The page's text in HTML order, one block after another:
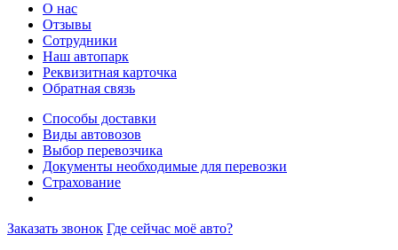
О нас
Отзывы
Сотрудники
Наш автопарк
Реквизитная карточка
Обратная связь
Способы доставки
Виды автовозов
Выбор перевозчика
Документы необходимые для перевозки
Страхование
Заказать звонок Где сейчас моё авто?